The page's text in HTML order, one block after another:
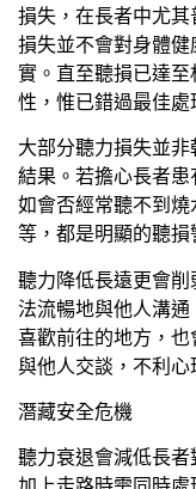
損失，在長者中尤
損失並不會對身體
實。直至聽損已達
性，惟已錯過最佳處
大部分聽力損失並
結果。若擔心長者
如會否經常聽不到
等，都是明顯的聽損
聽力降低長遠更會
法流暢地與他人溝
喜歡前往的地方，
與他人交談，不利心
潛藏安全危機
聽力衰退會減低長者